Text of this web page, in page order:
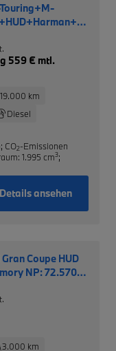
559 € mtl.
19.000 km
Diesel
; CO2-Emissionen
1.995 cm3;
Details ansehen
Coupe HUD
NP: 72.570,-
3.000 km